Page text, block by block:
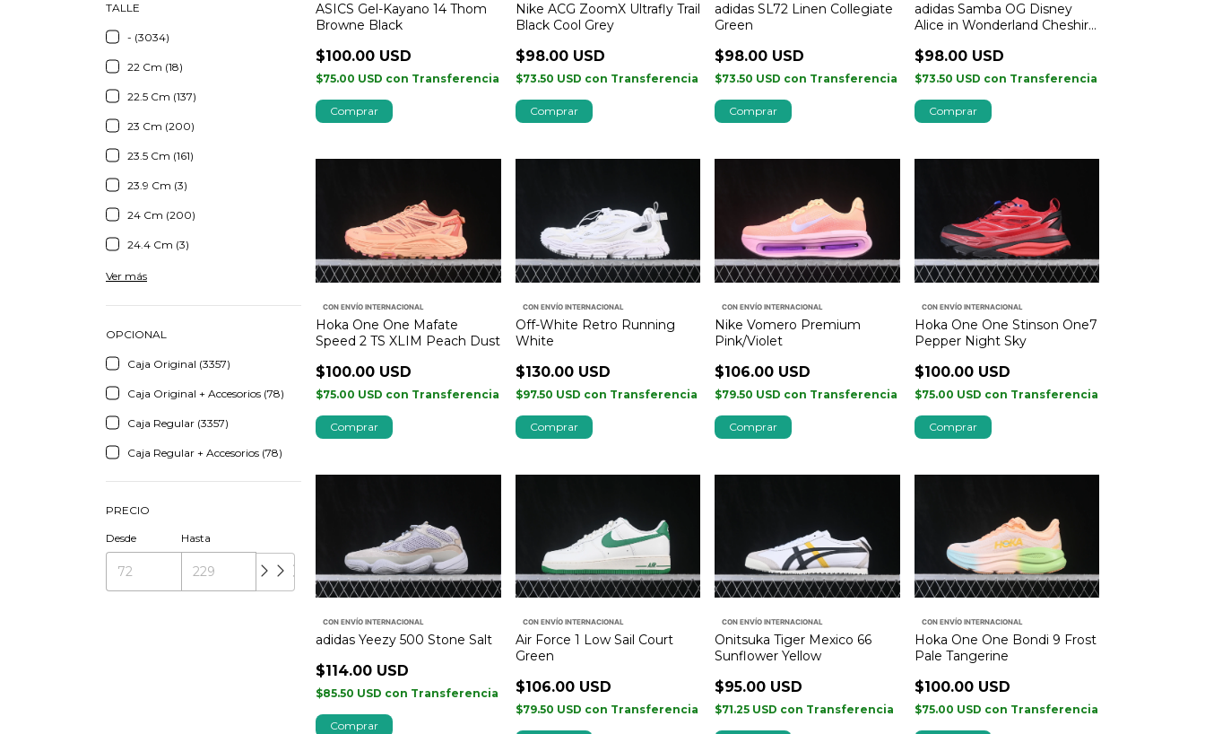
TALLE
- (3034)
22 Cm (18)
22.5 Cm (137)
23 Cm (200)
23.5 Cm (161)
23.9 Cm (3)
24 Cm (200)
24.4 Cm (3)
Ver más
OPCIONAL
Caja Original (3357)
Caja Original + Accesorios (78)
Caja Regular (3357)
Caja Regular + Accesorios (78)
PRECIO
Desde Hasta
ASICS Gel-Kayano 14 Thom
Browne Black
$100.00 USD
$75.00 USD con Transferencia
Comprar
Nike ACG ZoomX Ultrafly Trail
Black Cool Grey
$98.00 USD
$73.50 USD con Transferencia
Comprar
adidas SL72 Linen Collegiate
Green
$98.00 USD
$73.50 USD con Transferencia
Comprar
adidas Samba OG Disney
Alice in Wonderland Cheshire
$98.00 USD
$73.50 USD con Transferencia
Comprar
CON ENVÍO INTERNACIONAL
Hoka One One Mafate
Speed 2 TS XLIM Peach Dust
$100.00 USD
$75.00 USD con Transferencia
Comprar
CON ENVÍO INTERNACIONAL
Off-White Retro Running
White
$130.00 USD
$97.50 USD con Transferencia
Comprar
CON ENVÍO INTERNACIONAL
Nike Vomero Premium
Pink/Violet
$106.00 USD
$79.50 USD con Transferencia
Comprar
CON ENVÍO INTERNACIONAL
Hoka One One Stinson One7
Pepper Night Sky
$100.00 USD
$75.00 USD con Transferencia
Comprar
CON ENVÍO INTERNACIONAL
adidas Yeezy 500 Stone Salt
$114.00 USD
$85.50 USD con Transferencia
Comprar
CON ENVÍO INTERNACIONAL
Air Force 1 Low Sail Court
Green
$106.00 USD
$79.50 USD con Transferencia
CON ENVÍO INTERNACIONAL
Onitsuka Tiger Mexico 66
Sunflower Yellow
$95.00 USD
$71.25 USD con Transferencia
CON ENVÍO INTERNACIONAL
Hoka One One Bondi 9 Frost
Pale Tangerine
$100.00 USD
$75.00 USD con Transferencia